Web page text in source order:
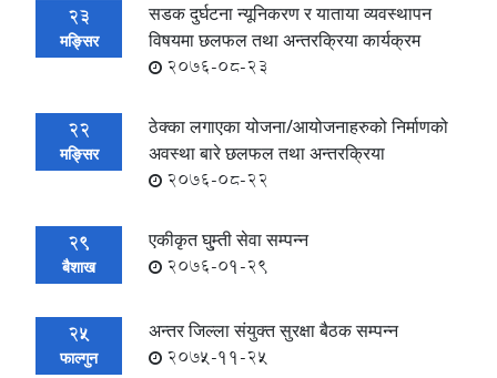
23
मङ्सिर
सडक दुर्घटना न्यूनिकरण र याताया व्यवस्थापन
विषयमा छलफल तथा अन्तरक्रिया कार्यक्रम
2076-08-23
22
मङ्सिर
ठेक्का लगाएका योजना/आयोजनाहरुको निर्माणको
अवस्था बारे छलफल तथा अन्तरक्रिया
2076-08-22
29
बैशाख
एकीकृत घु्म्ती सेवा सम्पन्न
2076-01-29
25
फाल्गुन
अन्तर जिल्ला संयुक्त सुरक्षा बैठक सम्पन्न
2075-11-25